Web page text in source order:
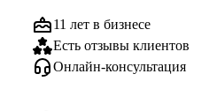
Мы убеждены: по-настоящему
11 лет в бизнесе
Есть отзывы клиентов
Онлайн-консультация